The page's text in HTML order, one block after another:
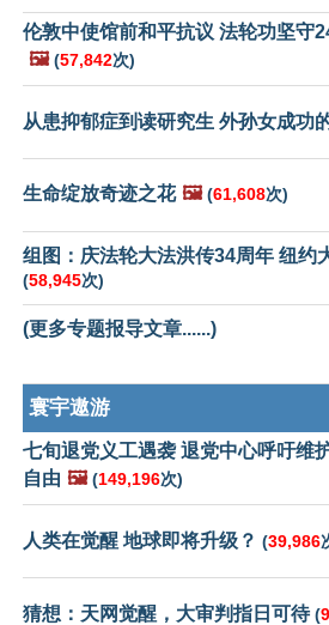
伦敦中使馆前和平抗议 法轮功坚守
🖼️ (57,842次)
从患抑郁症到读研究生 外孙女成功
生命绽放奇迹之花 🖼️ (61,608次)
组图：庆法轮大法洪传34周年 纽约
(58,945次)
(更多专题报导文章......)
寰宇遨游
七旬退党义工遇袭 退党中心呼吁维
自由 🖼️ (149,196次)
人类在觉醒 地球即将升级？ (39,986
猜想：天网觉醒，大审判指日可待(